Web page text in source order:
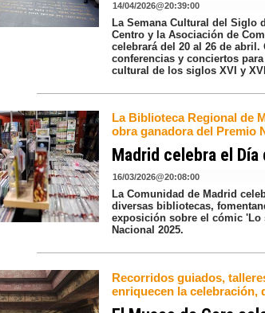
14/04/2026@20:39:00
La Semana Cultural del Siglo
Centro y la Asociación de
celebrará del 20 al 26 de
conferencias y conciertos
cultural de los siglos XVI y
La Biblioteca Regional de
obra ganadora del Premio
Madrid celebra el Día
16/03/2026@20:08:00
La Comunidad de Madrid
diversas bibliotecas,
exposición sobre el cómic 'Lo
Nacional 2025.
Recorridos guiados,
enriquecen la celebración,